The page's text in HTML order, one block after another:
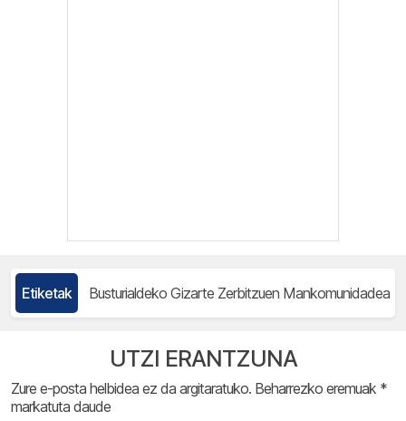
Etiketak Busturialdeko Gizarte Zerbitzuen Mankomunidadea
UTZI ERANTZUNA
Zure e-posta helbidea ez da argitaratuko. Beharrezko eremuak *
markatuta daude